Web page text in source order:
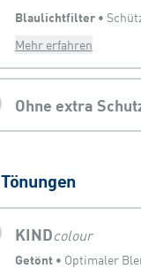
Blaulichtfilter •
Mehr erfahren
Ohne extra
Tönungen
KINDcolour
Getönt • Optimaler